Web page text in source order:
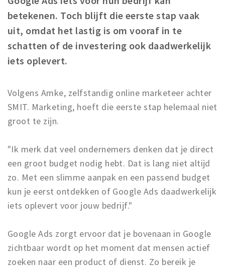
Bezienswaardigheden
Musea, theaters & podia
Uitjes & activiteiten
Toeristische routes
Baroniepoorten
Sport
Inloggen
betekenen. Toch blijft die eerste stap vaak
uit, omdat het lastig is om vooraf in te
schatten of de investering ook daadwerkelijk
iets oplevert.
Volgens Amke, zelfstandig online marketeer achter
SMIT. Marketing, hoeft die eerste stap helemaal niet
groot te zijn.
"Ik merk dat veel ondernemers denken dat je direct
een groot budget nodig hebt. Dat is lang niet altijd
zo. Met een slimme aanpak en een passend budget
kun je eerst ontdekken of Google Ads daadwerkelijk
iets oplevert voor jouw bedrijf."
Google Ads zorgt ervoor dat je bovenaan in Google
zichtbaar wordt op het moment dat mensen actief
zoeken naar een product of dienst. Zo bereik je